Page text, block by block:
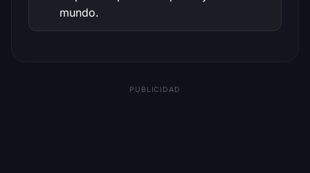
mundo.
PUBLICIDAD